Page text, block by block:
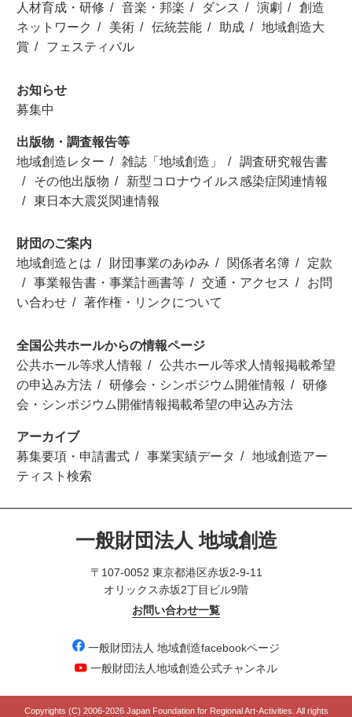
人材育成・研修
音楽・邦楽 ダンス 演劇
創造
ネットワーク
美術 伝統芸能 助成
地域創造大
賞
フェスティバル
お知らせ
募集中
出版物・調査報告等
地域創造レター
雑誌「地域創造」
調査研究報告書
その他出版物
新型コロナウイルス感染症関連情報
東日本大震災関連情報
財団のご案内
地域創造とは
財団事業のあゆみ 関係者名簿
定款
事業報告書・事業計画書等
交通・アクセス
お問
い合わせ
著作権・リンクについて
全国公共ホールからの情報ページ
公共ホール等求人情報
公共ホール等求人情報掲載希望
の申込み方法
研修会・シンポジウム開催情報
研修
会・シンポジウム開催情報掲載希望の申込み方法
アーカイブ
募集要項・申請書式
事業実績データ
地域創造アー
ティスト検索
一般財団法人 地域創造
〒107-0052 東京都港区赤坂2-9-11
オリックス赤坂2丁目ビル9階
お問い合わせ一覧
一般財団法人 地域創造facebookページ
一般財団法人地域創造公式チャンネル
Copyrights (C) 2006-2026 Japan Foundation for Regional Art-Activities. All rights